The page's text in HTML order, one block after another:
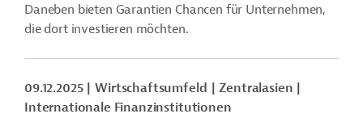
Daneben bieten Garantien Chancen für Unternehmen,
die dort investieren möchten.
09.12.2025 Wirtschaftsumfeld
Zentralasien
Internationale Finanzinstitutionen